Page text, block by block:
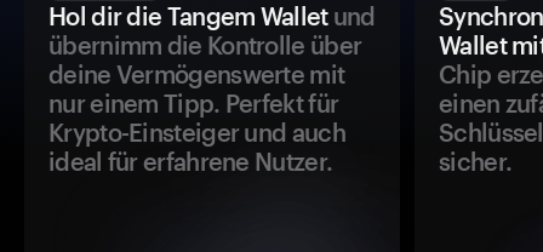
Hol dir die Tangem Walletund
übernimm die Kontrolle über
deine Vermögenswerte mit
nur einem Tipp. Perfekt für
Krypto-Einsteiger und auch
ideal für erfahrene Nutzer.
Wallet
Chip
einen
sicher.